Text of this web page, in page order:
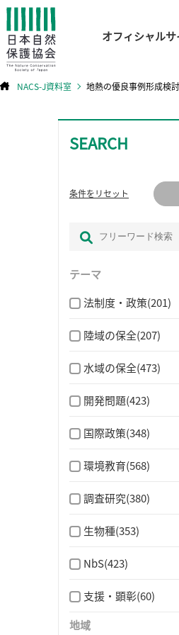
オフィシャルサ
NACS-J資料室 地熱の優良事例形成検
SEARCH
条件をリセット
テーマ
法制度・政策(201)
陸域の保全(207)
水域の保全(473)
開発問題(423)
国際政策(348)
環境教育(568)
調査研究(380)
生物種(353)
NbS(423)
支援・顕彰(60)
地域